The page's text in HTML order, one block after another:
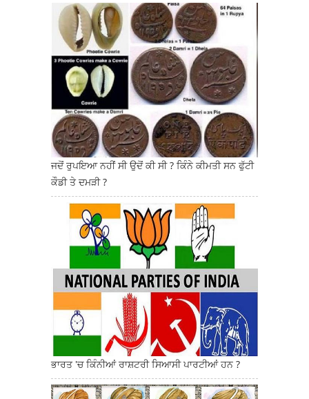
ਜਦੋਂ ਰੁਪਇਆ ਨਹੀਂ ਸੀ ਉਦੋਂ ਕੀ ਸੀ ? ਕਿੰਨੇ ਕੀਮਤੀ ਸਨ ਫੁੱਟੀ
ਕੌਡੀ ਤੇ ਦਮੜੀ ?
ਭਾਰਤ 'ਚ ਕਿੰਨੀਆਂ ਰਾਸ਼ਟਰੀ ਸਿਆਸੀ ਪਾਰਟੀਆਂ ਹਨ ?